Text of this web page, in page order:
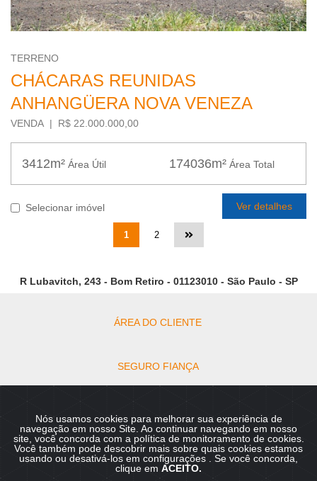
TERRENO
CHÁCARAS REUNIDAS
ANHANGÜERA NOVA VENEZA
VENDA | R$ 22.000.000,00
3412m² Área Útil 174036m² Área Total
Selecionar imóvel Ver detalhes
1 2
Nós usamos cookies para melhorar sua experiência de
navegação em nosso Site. Ao continuar navegando em nosso
site, você concorda com a política de monitoramento de cookies.
Você também pode descobrir mais sobre quais cookies estamos
usando ou desativá-los em configurações
. Se você concorda,
clique em ACEITO.
R Lubavitch, 243 - Bom Retiro - 01123010 - São Paulo - SP
ÁREA DO CLIENTE
SEGURO FIANÇA
Copyright © 2026 - Rebeca Administração Personalizada de
Imóveis :: CRECI 4380-J Todos os direitos reservados.